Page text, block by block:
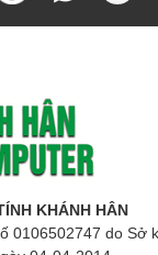
KHÁNH HÂN
0106502747 do Sở